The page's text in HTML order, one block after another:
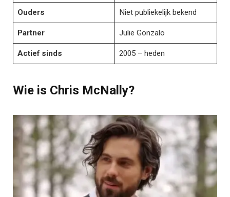
Ouders Niet publiekelijk bekend
Partner Julie Gonzalo
Actief sinds 2005 – heden
Wie is Chris McNally?